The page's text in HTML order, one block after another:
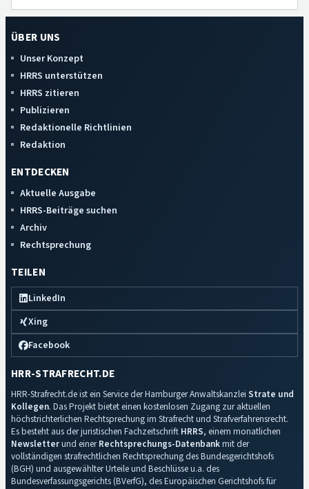
ÜBER UNS
Unser Konzept
HRRS unterstützen
HRRS zitieren
Publizieren
Redaktionelle Richtlinien
Redaktion
ENTDECKEN
Aktuelle Ausgabe
HRRS-Beiträge suchen
Archiv
Rechtsprechung
TEILEN
LinkedIn
Xing
Facebook
HRR-STRAFRECHT.DE
HRR-Strafrecht.de ist ein Service der Hamburger Anwaltskanzlei Strate und
Kollegen. Das Projekt bietet einen kostenlosen Zugang zur aktuellen
höchstrichterlichen Rechtsprechung im Strafrecht und Strafverfahrensrecht.
Es besteht aus der juristischen Fachzeitschrift HRRS, einem monatlichen
Newsletterund einerRechtsprechungs-Datenbankmit der
vollständigen strafrechtlichen Rechtsprechung des Bundesgerichtshofs
(BGH) und ausgewählter Urteile und Beschlüsse u.a. des
Bundesverfassungsgerichts (BVerfG), des Europäischen Gerichtshofs für